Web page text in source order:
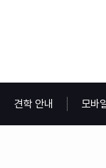
견학 안내 모바